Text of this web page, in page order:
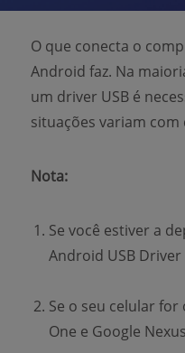
O que conecta o
Android faz. Na
um driver USB é
situações variam
Nota:
Se você estiver a
Android USB
Se o seu celular
One e Google